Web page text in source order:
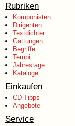
Rubriken
Komponisten
Dirigenten
Textdichter
Gattungen
Begriffe
Tempi
Jahrestage
Kataloge
Einkaufen
CD-Tipps
Angebote
Service